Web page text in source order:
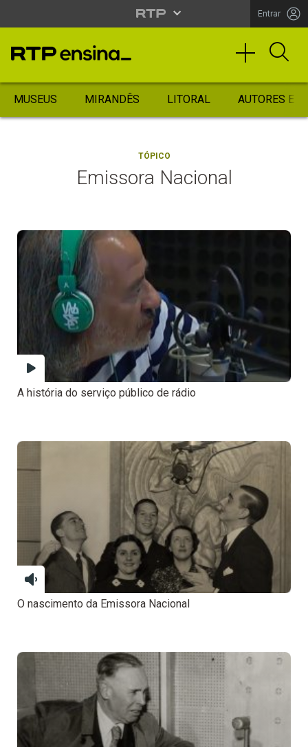
Entrar
MUSEUS MIRANDÊS LITORAL AUTORES
TÓPICO
Emissora Nacional
A história do serviço público de rádio
O nascimento da Emissora Nacional